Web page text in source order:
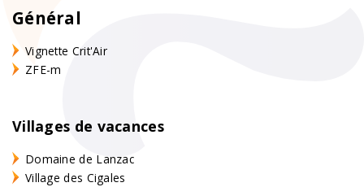
Général
Vignette Crit'Air
ZFE-m
Villages de vacances
Domaine de Lanzac
Village des Cigales